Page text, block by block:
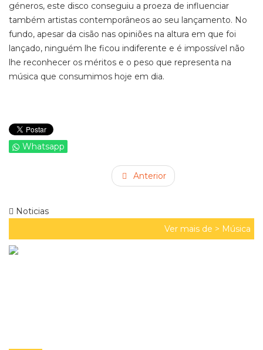
géneros, este disco conseguiu a proeza de influenciar
também artistas contemporâneos ao seu lançamento. No
fundo, apesar da cisão nas opiniões na altura em que foi
lançado, ninguém lhe ficou indiferente e é impossível não
lhe reconhecer os méritos e o peso que representa na
música que consumimos hoje em dia.
Whatsapp
Anterior
Noticias
Ver mais de > Música